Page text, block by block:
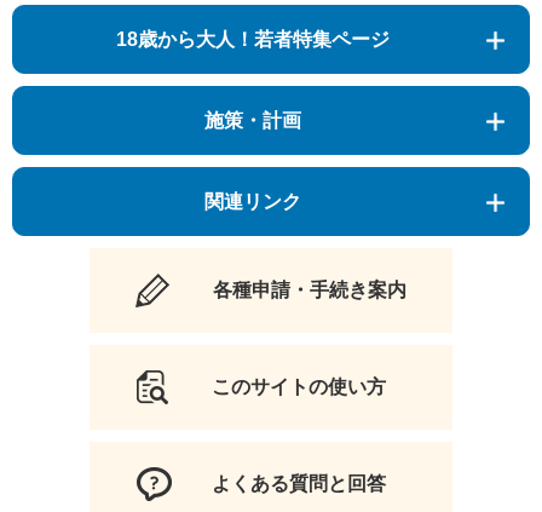
18歳から大人！若者特集ページ
施策・計画
関連リンク
各種申請・手続き案内
このサイトの使い方
よくある質問と回答